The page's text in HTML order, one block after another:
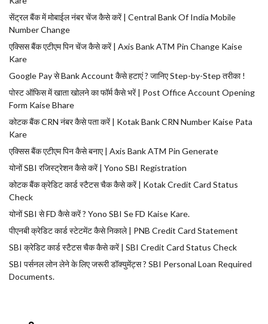
सेंट्रल बैंक में मोबाईल नंबर चेंज कैसे करें | Central Bank Of India Mobile
Number Change
एक्सिस बैंक एटीएम पिन चेंज कैसे करें | Axis Bank ATM Pin Change Kaise
Kare
Google Pay से Bank Account कैसे हटाएं ? जानिए Step-by-Step तरीका !
पोस्ट ऑफिस में खाता खोलने का फॉर्म कैसे भरें | Post Office Account Opening
Form Kaise Bhare
कोटक बैंक CRN नंबर कैसे पता करें | Kotak Bank CRN Number Kaise Pata
Kare
एक्सिस बैंक एटीएम पिन कैसे बनाए | Axis Bank ATM Pin Generate
योनों SBI रजिस्ट्रेशन कैसे करें | Yono SBI Registration
कोटक बैंक क्रेडिट कार्ड स्टैटस चैक कैसे करें | Kotak Credit Card Status
Check
योनों SBI से FD कैसे करें ? Yono SBI Se FD Kaise Kare.
पीएनबी क्रेडिट कार्ड स्टेटमेंट कैसे निकाले | PNB Credit Card Statement
SBI क्रेडिट कार्ड स्टैटस चैक कैसे करें | SBI Credit Card Status Check
SBI पर्सनल लोन लेने के लिए जरूरी डॉक्युमेंट्स ? SBI Personal Loan Required
Documents.